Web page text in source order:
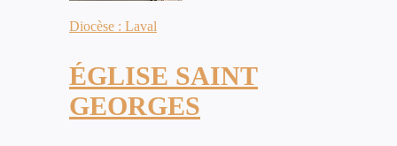
Diocèse : Laval
ÉGLISE SAINT
GEORGES